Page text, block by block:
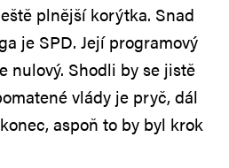
plnější korýtka. Snad
je SPD. Její programový
nulový. Shodli by se jistě
vlády je pryč, dál
aspoň to by byl krok